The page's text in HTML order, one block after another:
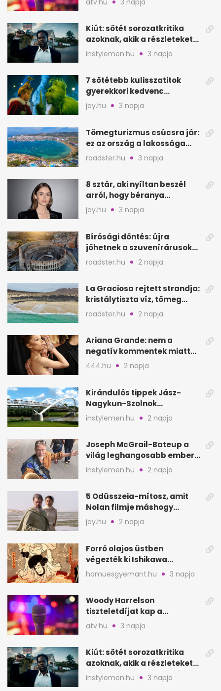
Kiút: sötét sorozatkritika
azoknak, akik a részleteket
keresik
instylemen.hu 3 napja
7 sötétebb kulisszatitok
gyerekkori kedvenc
filmjeinkről a Joy szerint
joy.hu 3 napja
Tömegturizmus csúcsra jár:
ez az ország a lakossága
kétszeresét fogadja
roadster.hu 3 napja
8 sztár, aki nyíltan beszél
arról, hogy béranya
segítette a családalapítást
joy.hu 3 napja
Bírósági döntés: újra
jöhetnek a szuvenírárusok
Európa ikonikus helyére
roadster.hu 2 napja
La Graciosa rejtett strandja:
kristálytiszta víz, tömeg
nélkül
roadster.hu 2 napja
Ariana Grande: nem a
negatív kommentek miatt
vonul vissza
444.hu 2 napja
Kirándulós tippek Jász-
Nagykun-Szolnok
megyében: 6 kihagyhatatlan
hely
instylemen.hu 2 napja
Joseph McGrail-Bateup a
világ leghangosabb embere
lett Ausztráliából
instylemen.hu 2 napja
5 Odüsszeia-mítosz, amit
Nolan filmje máshogy
mutat, mint Homérosz
joy.hu 2 napja
Forró olajos üstben
végezték ki Ishikawa
Goemont, Japán Robin
Hoodját
hamuesgyemant.hu 3 napja
Woody Harrelson
tiszteletdíjat kap a
Szarajevói Filmfesztiválon
atv.hu 3 napja
Kiút: sötét sorozatkritika
azoknak, akik a részleteket
keresik
instylemen.hu 3 napja